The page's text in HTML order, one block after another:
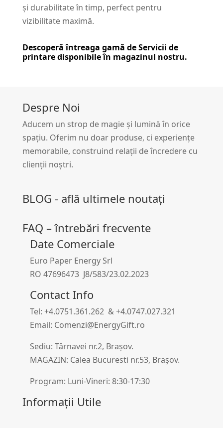
și durabilitate în timp, perfect pentru
vizibilitate maximă.
Descoperă întreaga gamă deServicii de
printaredisponibile în magazinul nostru.
Despre Noi
Aducem un strop de magie și lumină în orice
spațiu. Oferim nu doar produse, ci experiențe
memorabile, construind relații de încredere cu
clienții noștri.
BLOG - află ultimele noutați
FAQ – întrebări frecvente
Date Comerciale
Euro Paper Energy Srl
RO 47696473 J8/583/23.02.2023
Contact Info
Tel: +4.0751.361.262 & +4.0747.027.321
Email: Comenzi@EnergyGift.ro
Sediu: Târnavei nr.2, Brașov.
MAGAZIN: Calea Bucuresti nr.53, Brașov.
Program: Luni-Vineri: 8:30-17:30
Informații Utile